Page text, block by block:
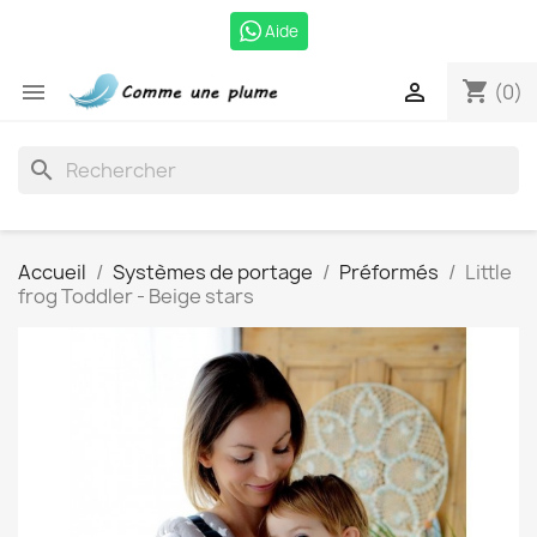
Aide
 shopping_cart (0)

search
Accueil Systèmes de portage Préformés
Little
frog Toddler - Beige stars